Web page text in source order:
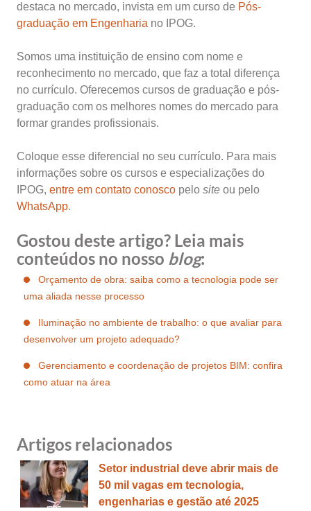
destaca no mercado, invista em um curso de Pós-
graduação em Engenharia no IPOG.
Somos uma instituição de ensino com nome e
reconhecimento no mercado, que faz a total diferença
no currículo. Oferecemos cursos de graduação e pós-
graduação com os melhores nomes do mercado para
formar grandes profissionais.
Coloque esse diferencial no seu currículo. Para mais
informações sobre os cursos e especializações do
IPOG, entre em contato conosco pelo site ou pelo
WhatsApp.
Gostou deste artigo? Leia mais
conteúdos no nosso blog:
Orçamento de obra: saiba como a tecnologia pode ser
uma aliada nesse processo
Iluminação no ambiente de trabalho: o que avaliar para
desenvolver um projeto adequado?
Gerenciamento e coordenação de projetos BIM: confira
como atuar na área
Artigos relacionados
Setor industrial deve abrir mais de
50 mil vagas em tecnologia,
engenharias e gestão até 2025